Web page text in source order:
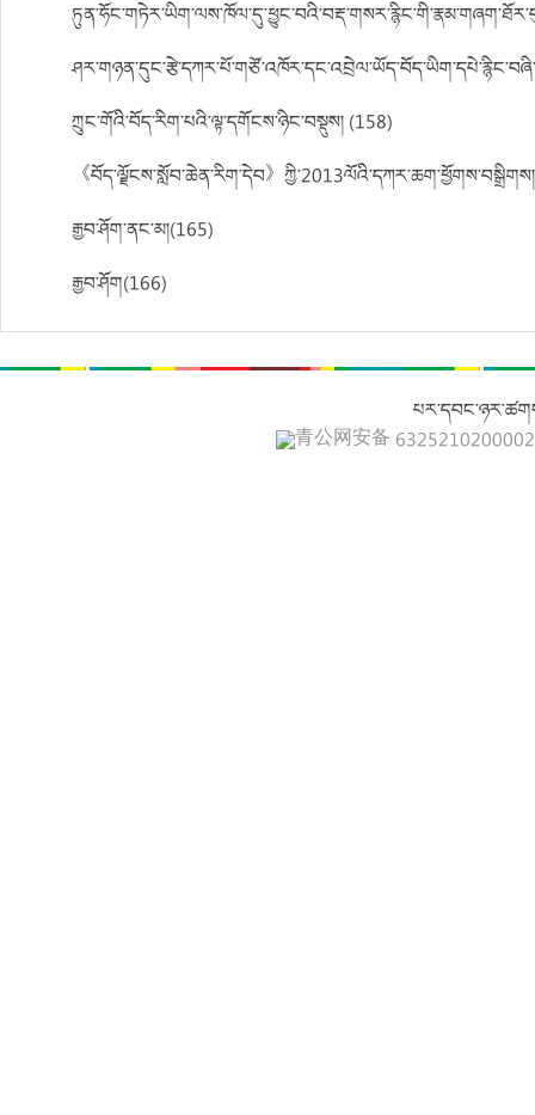
ཀྲུང་གོའི་བོད་རིག་པའི་ལྟ་དགོངས་ཉིང་བསྡུས། (158)
《བོད་ལྗོངས་སློབ་ཆེན་རིག་དེབ》
རྒྱབ་ཤོག་ནང་མ།(165)
རྒྱབ་ཤོག(166)
青公网安备